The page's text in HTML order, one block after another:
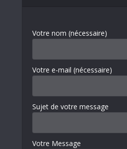
Votre nom (nécessaire)
Votre e-mail (nécessaire)
Sujet de votre message
Votre Message